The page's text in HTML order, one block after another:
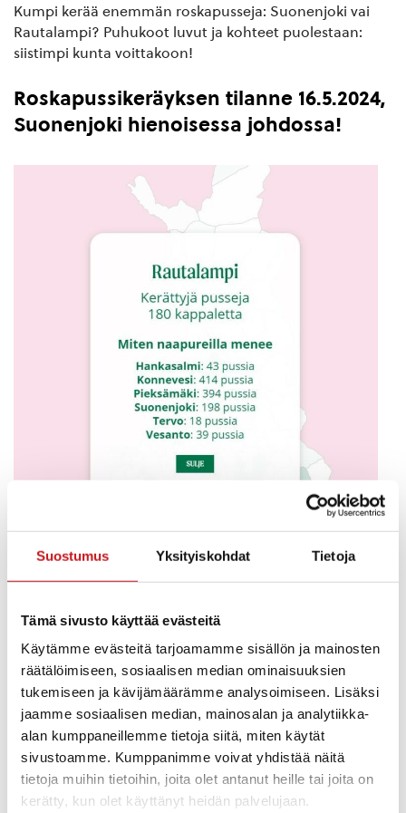
Suostumus Yksityiskohdat Tietoja
Tämä sivusto käyttää evästeitä
Käytämme evästeitä tarjoamamme sisällön ja mainosten
räätälöimiseen, sosiaalisen median ominaisuuksien
tukemiseen ja kävijämäärämme analysoimiseen. Lisäksi
jaamme sosiaalisen median, mainosalan ja analytiikka-
alan kumppaneillemme tietoja siitä, miten käytät
sivustoamme. Kumppanimme voivat yhdistää näitä
tietoja muihin tietoihin, joita olet antanut heille tai joita on
kerätty, kun olet käyttänyt heidän palvelujaan.
Kumpi kerää enemmän roskapusseja: Suonenjoki vai
Rautalampi? Puhukoot luvut ja kohteet puolestaan:
siistimpi kunta voittakoon!
Roskapussikeräyksen tilanne 16.5.2024,
Suonenjoki hienoisessa johdossa!
tilanne 16.5. Konnevedellä menee hyvin!
Miljoona roskapussia -sivuston mukaan Rautalampi on
tällä hetkellä pienessä takamatkassa. Rautalammilla
mennessä ilmoitettu 198 pussia. Toisaalta Ylen
väliaikatietojen mukaan kunnan väkilukuun
suhteutettuna lähikunnista pärjää parhaiten Konnevesi
kuudentena. Edellä ovat Kaskinen, Utsjoki, Kyyjärvi,
Hattula ja Somero. Mutta aikaahan on vielä jäljellä
kampanjassa 5.6.2024 klo 20 saakka. Kaiken kaikkiaan
ilmoitettuja roskapusseja on tähän mennessä 63 514
Rautalammin talkoopäivä alkaa ja